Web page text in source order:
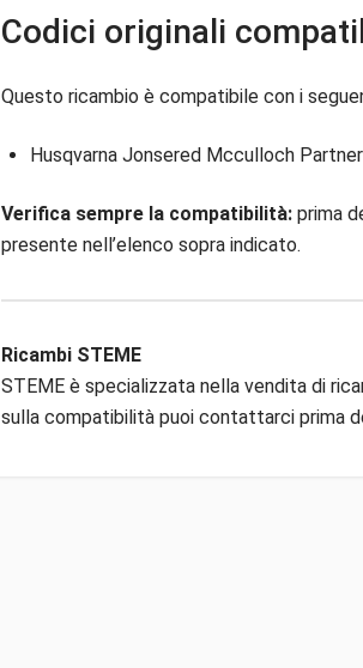
Codici originali
Questo ricambio è compatibile con i
Husqvarna Jonsered Mcculloch
Verifica sempre la compatibilità: prima
presente nell’elenco sopra indicato.
Ricambi STEME
STEME è specializzata nella vendita di
sulla compatibilità puoi contattarci prima